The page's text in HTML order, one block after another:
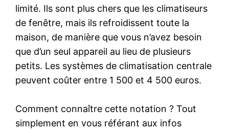
limité. Ils sont plus chers que les climatiseurs
de fenêtre, mais ils refroidissent toute la
maison, de manière que vous n’avez besoin
que d’un seul appareil au lieu de plusieurs
petits. Les systèmes de climatisation centrale
peuvent coûter entre 1 500 et 4 500 euros.
Comment connaître cette notation ? Tout
simplement en vous référant aux infos